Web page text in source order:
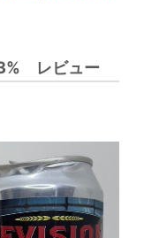
レビュー